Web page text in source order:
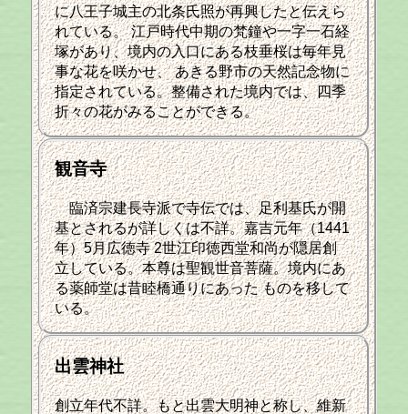
に八王子城主の北条氏照が再興したと伝えら
れている。 江戸時代中期の梵鐘や一字一石経
塚があり、境内の入口にある枝垂桜は毎年見
事な花を咲かせ、 あきる野市の天然記念物に
指定されている。整備された境内では、四季
折々の花がみることができる。
観音寺
臨済宗建長寺派で寺伝では、足利基氏が開
基とされるが詳しくは不詳。嘉吉元年（1441
年）5月広徳寺 2世江印徳西堂和尚が隠居創
立している。本尊は聖観世音菩薩。境内にあ
る薬師堂は昔睦橋通りにあった ものを移して
いる。
出雲神社
創立年代不詳。もと出雲大明神と称し、維新